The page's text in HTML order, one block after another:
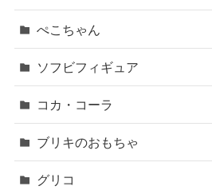
ぺこちゃん
ソフビフィギュア
コカ・コーラ
ブリキのおもちゃ
グリコ